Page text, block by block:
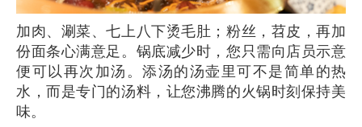
加肉、涮菜、七上八下烫毛肚；粉丝，苕皮，再加
份面条心满意足。锅底减少时，您只需向店员示意
便可以再次加汤。添汤的汤壶里可不是简单的热
水，而是专门的汤料，让您沸腾的火锅时刻保持美
味。